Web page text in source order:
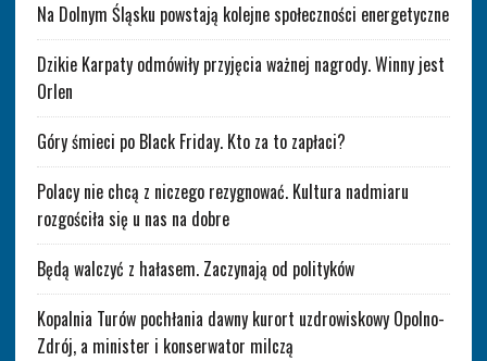
Na Dolnym Śląsku powstają kolejne społeczności energetyczne
Dzikie Karpaty odmówiły przyjęcia ważnej nagrody. Winny jest
Orlen
Góry śmieci po Black Friday. Kto za to zapłaci?
Polacy nie chcą z niczego rezygnować. Kultura nadmiaru
rozgościła się u nas na dobre
Będą walczyć z hałasem. Zaczynają od polityków
Kopalnia Turów pochłania dawny kurort uzdrowiskowy Opolno-
Zdrój, a minister i konserwator milczą